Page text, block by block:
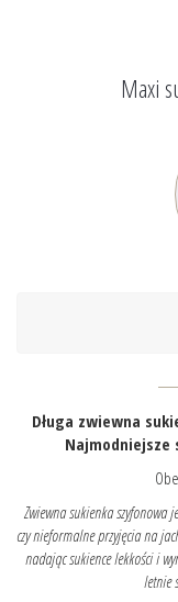
Maxi
Długa zwiewna
Najmodniejsze
Zwiewna sukienka szyfonowa
czy nieformalne przyjęcia na
nadając sukience lekkości i
letnie